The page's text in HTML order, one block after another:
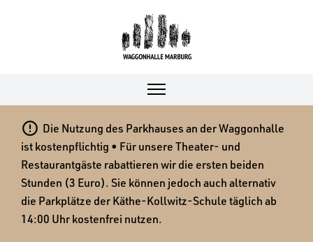
 Die Nutzung des Parkhauses an der Waggonhalle
ist kostenpflichtig • Für unsere Theater- und
Restaurantgäste rabattieren wir die ersten beiden
Stunden (3 Euro). Sie können jedoch auch alternativ
die Parkplätze der Käthe-Kollwitz-Schule täglich ab
14:00 Uhr kostenfrei nutzen.